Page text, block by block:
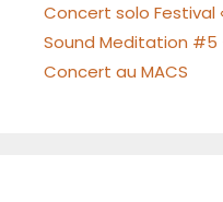
Concert solo Festival
Sound Meditation #5
Concert au MACS